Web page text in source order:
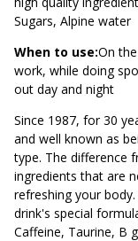
Sugars, Alpine water
When to use:On
work, while doing
out day and night
Since 1987, for 30
and well known as
type. The difference
ingredients that are
refreshing your
drink's special
Caffeine, Taurine, B